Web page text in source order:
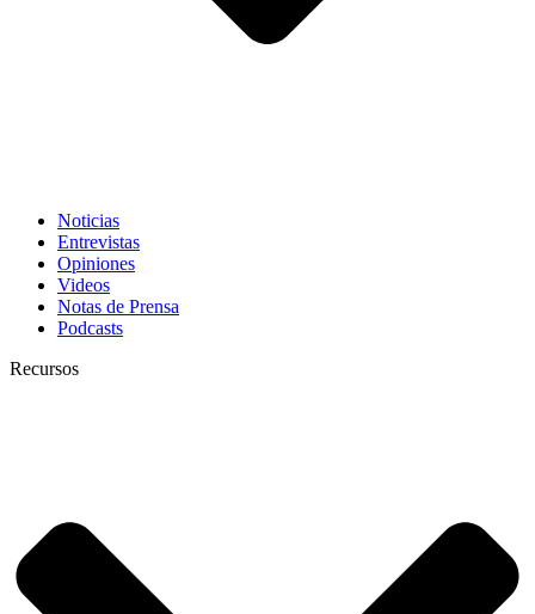
Noticias
Entrevistas
Opiniones
Videos
Notas de Prensa
Podcasts
Recursos